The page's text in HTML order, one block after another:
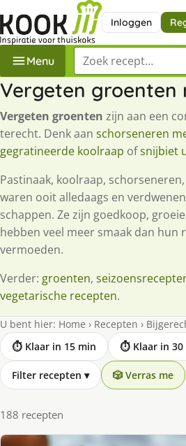
Inloggen
Menu Zoek een recept
Vergeten groenten
Vergeten groenten zijn aan een
terecht. Denk aan schorseneren
gegratineerde koolraap ofsnijbiet
Pastinaak, koolraap,
waren ooit alledaags en
schappen. Ze zijn goedkoop,
hebben veel meer smaak dan hun
vermoeden.
Verder: groenten,
vegetarische recepten.
U bent hier: Home › Recepten ›
⏱ Klaar in 15 min
⏱ Klaar in 30
Filter recepten ▾ 🎲 Verras me
188 recepten